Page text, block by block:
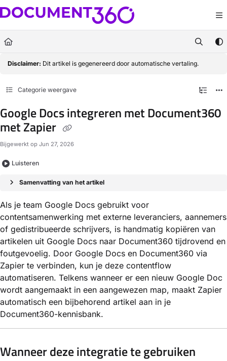
Documentation Index
Fetch the complete documentation index at:https://docs.document360.com/
Use this file to discover all available pages before exploring further.
Disclaimer: Dit artikel is gegenereerd door automatische vertaling.
Categorie weergave
Google Docs integreren met Document360
met Zapier
Bijgewerkt op Jun 27, 2026
Luisteren
Samenvatting van het artikel
Als je team Google Docs gebruikt voor
contentsamenwerking met externe leveranciers, aannemers
of gedistribueerde schrijvers, is handmatig kopiëren van
artikelen uit Google Docs naar Document360 tijdrovend en
foutgevoelig. Door Google Docs en Document360 via
Zapier te verbinden, kun je deze contentflow
automatiseren. Telkens wanneer er een nieuw Google Doc
wordt aangemaakt in een aangewezen map, maakt Zapier
automatisch een bijbehorend artikel aan in je
Document360-kennisbank.
Wanneer deze integratie te gebruiken